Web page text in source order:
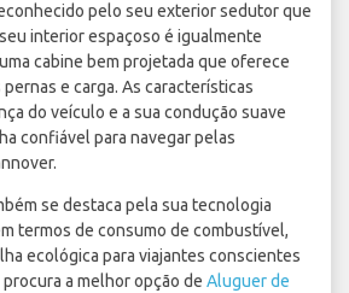
pelo seu exterior sedutor que
interior espaçoso é igualmente
cabine bem projetada que oferece
e carga. As características
do veículo e a sua condução suave
confiável para navegar pelas
se destaca pela sua tecnologia
termos de consumo de combustível,
ecológica para viajantes conscientes
a melhor opção de Aluguer de